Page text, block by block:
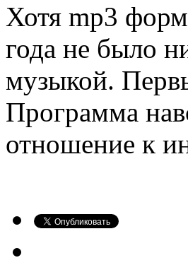
Хотя mp3
года не было
музыкой.
Программа
отношение к